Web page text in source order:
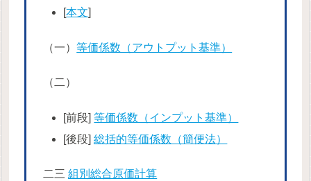
[本文
（一）等価係数（アウトプット基準）
（二）
[前段]等価係数（インプット基準）
[後段]総括的等価係数（簡便法）
二三組別総合原価計算